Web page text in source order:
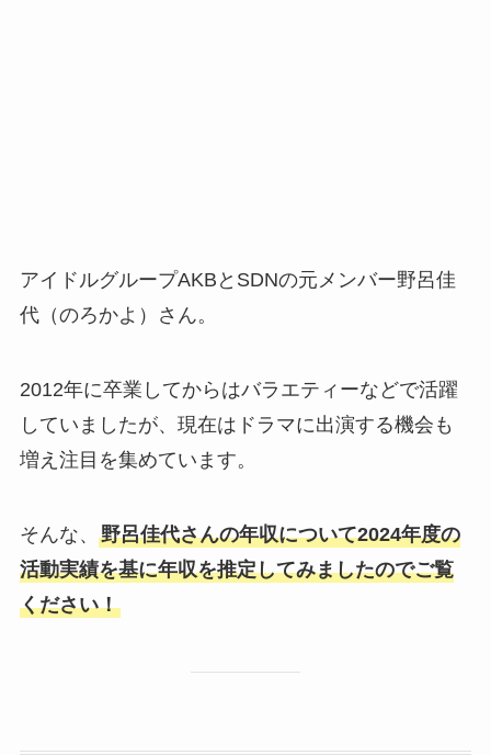
アイドルグループAKBとSDNの元メンバー野呂佳
代（のろかよ）さん。
2012年に卒業してからはバラエティーなどで活躍
していましたが、現在はドラマに出演する機会も
増え注目を集めています。
そんな、 野呂佳代さんの年収について2024年度の
活動実績を基に年収を推定してみましたのでご覧
ください！